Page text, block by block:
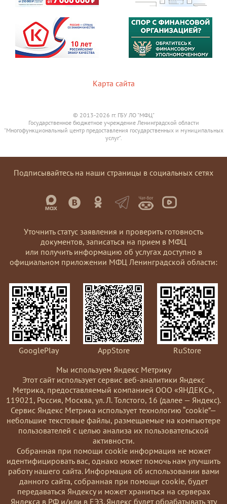
Карта сайта
© 2013-2026 гг. ГБУ ЛО "МФЦ"
Государственное бюджетное учреждение Ленинградской области
"Многофункциональный центр предоставления государственных и муниципальных
услуг".
Подписывайтесь на наши страницы в социальных сетях
Уточнить статус заявления и проверить готовность
документов, записаться на прием в МФЦ
или получить информацию об услугах доступно в
официальном приложении МФЦ Ленинградской области:
GooglePlay AppStore
RuStore
Мы используем Яндекс Метрику
Этот сайт использует сервис веб-аналитики Яндекс
Метрика, предоставляемый компанией ООО «ЯНДЕКС»,
119021, Россия, Москва, ул. Л. Толстого, 16 (далее — Яндекс).
Сервис Яндекс Метрика использует технологию “cookie”—
небольшие текстовые файлы, размещаемые на компьютере
пользователей с целью анализа их пользовательской
активности.
Coбранная при помощи cookie информация не может
идентифицировать вас, однако может помочь нам улучшить
работу нашего сайта. Информация об использовании вами
данного сайта, собранная при помощи cookie, будет
передаваться Яндексу и может храниться на серверах
Яндекса в РФ и/или в ЕЭЗ. Яндекс будет обрабатывать эту